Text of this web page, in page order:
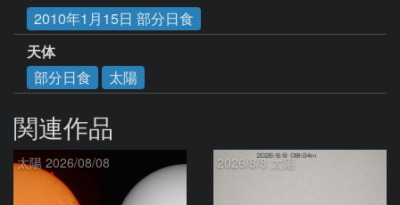
2010年1月15日 部分日食
天体
部分日食
太陽
関連作品
太陽 2026/08/08 2026/8/8 太陽